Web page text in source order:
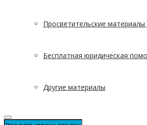
Просветительские
Бесплатная юридическая
Другие материалы